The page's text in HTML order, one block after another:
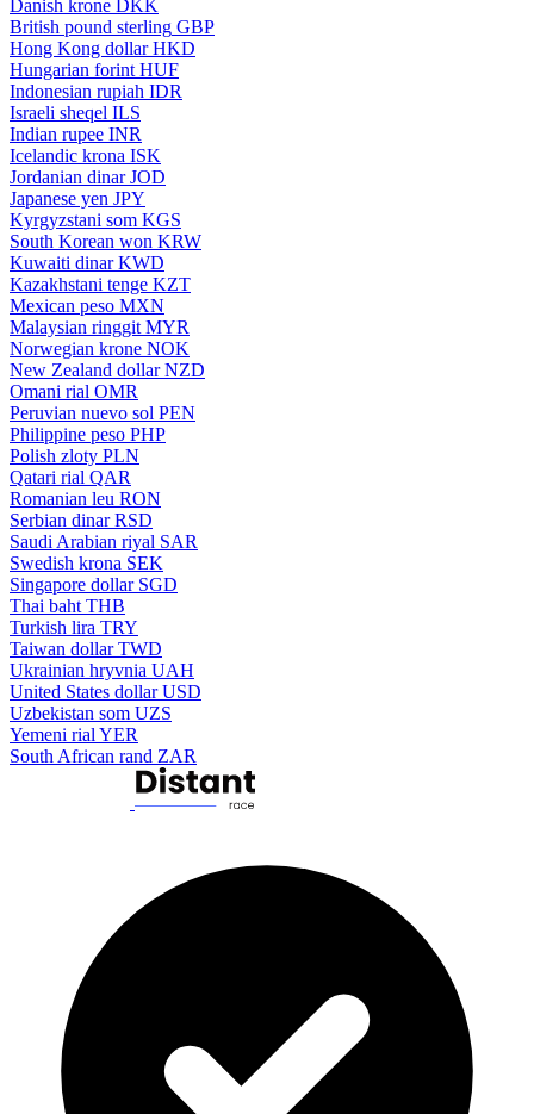
Danish krone DKK
British pound sterling GBP
Hong Kong dollar HKD
Hungarian forint HUF
Indonesian rupiah IDR
Israeli sheqel ILS
Indian rupee INR
Icelandic krona ISK
Jordanian dinar JOD
Japanese yen JPY
Kyrgyzstani som KGS
South Korean won KRW
Kuwaiti dinar KWD
Kazakhstani tenge KZT
Mexican peso MXN
Malaysian ringgit MYR
Norwegian krone NOK
New Zealand dollar NZD
Omani rial OMR
Peruvian nuevo sol PEN
Philippine peso PHP
Polish zloty PLN
Qatari rial QAR
Romanian leu RON
Serbian dinar RSD
Saudi Arabian riyal SAR
Swedish krona SEK
Singapore dollar SGD
Thai baht THB
Turkish lira TRY
Taiwan dollar TWD
Ukrainian hryvnia UAH
United States dollar USD
Uzbekistan som UZS
Yemeni rial YER
South African rand ZAR